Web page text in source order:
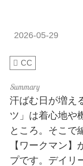
2026-05-29
CC
汗ばむ日が増え
ツ」は着心地や
ところ。そこで
【ワークマン
プです。デイリ